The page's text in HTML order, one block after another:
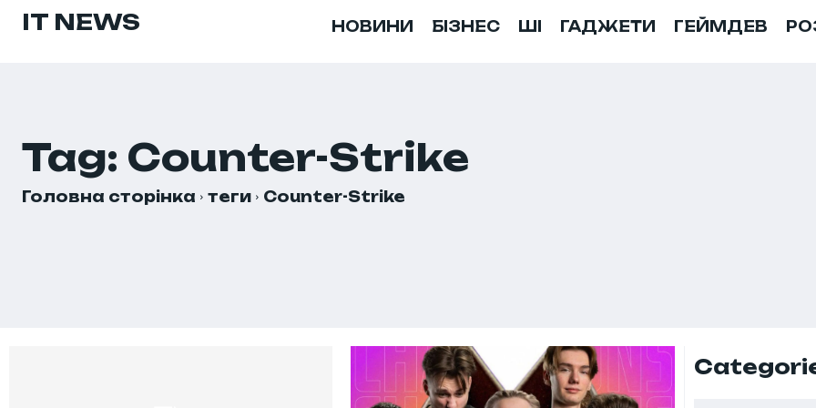
IT NEWS НОВИНИ БІЗНЕС ШІ ГАДЖЕТИ ГЕЙМДЕВ
Tag: Counter-Strike
Головна сторінка теги Counter-Strike